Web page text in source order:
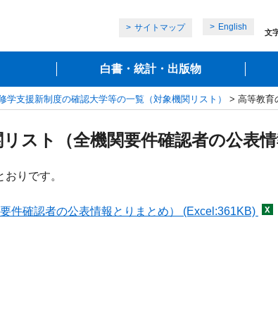
サイトマップ English
文
白書・統計・出版物
学支援新制度の確認大学等の一覧（対象機関リスト） > 高等教育
スト（全機関要件確認者の公表情
りです。
件確認者の公表情報とりまとめ） (Excel:361KB)